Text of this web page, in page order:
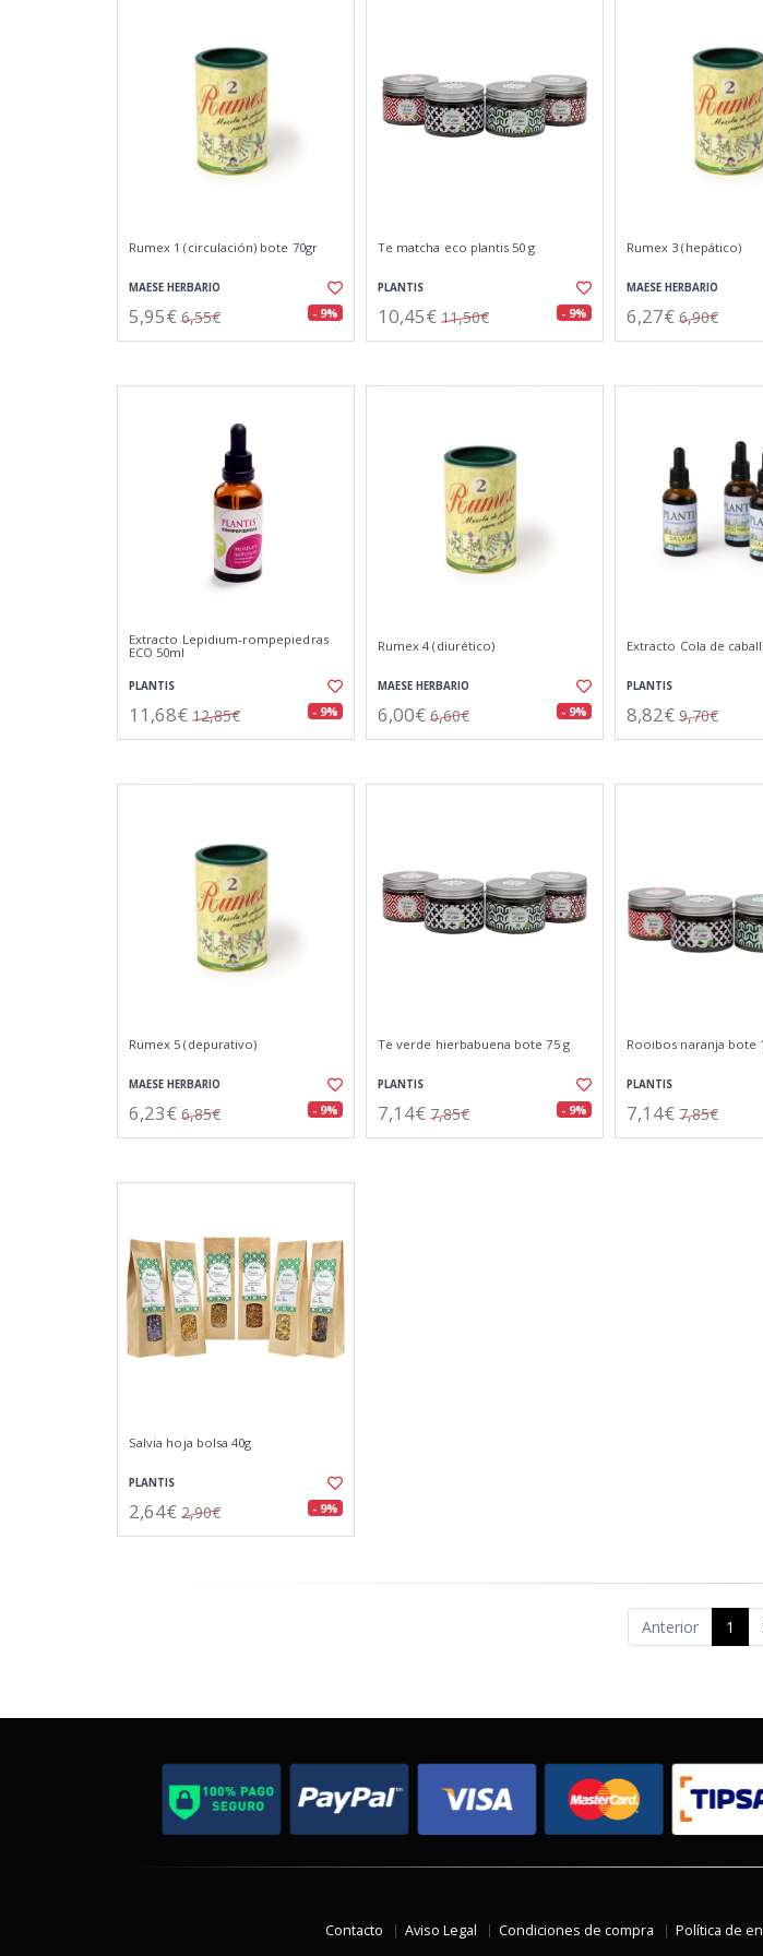
Rumex 1 (circulación) bote 70gr
MAESE HERBARIO
5,95€ 6,55€ - 9%
Te matcha eco plantis 50 g
PLANTIS
10,45€ 11,50€ - 9%
Rumex 3 (hepático)
MAESE HERBARIO
6,27€ 6,90€
Extracto Lepidium-rompepiedras
ECO 50ml
PLANTIS
11,68€ 12,85€ - 9%
Rumex 4 (diurético)
MAESE HERBARIO
6,00€ 6,60€ - 9%
Extracto Cola de
PLANTIS
8,82€ 9,70€
Rumex 5 (depurativo)
MAESE HERBARIO
6,23€ 6,85€ - 9%
Te verde hierbabuena bote 75 g
PLANTIS
7,14€ 7,85€ - 9%
Rooibos naranja bote
PLANTIS
7,14€ 7,85€
Salvia hoja bolsa 40g
PLANTIS
2,64€ 2,90€ - 9%
Anterior 1
Contacto Aviso Legal Condiciones de compra Política de